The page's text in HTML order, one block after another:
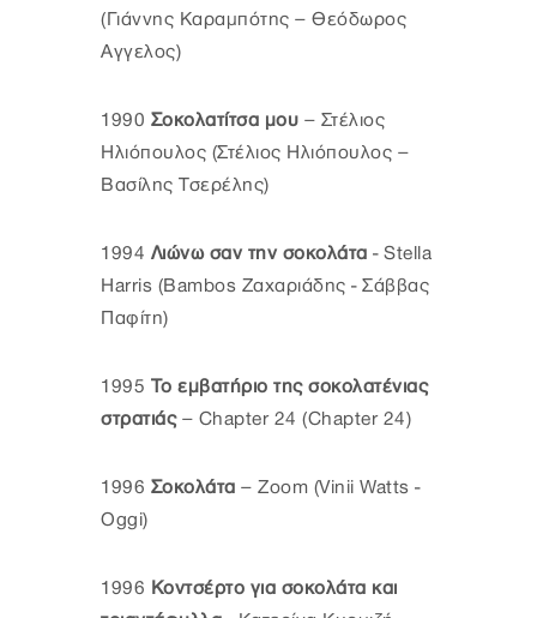
(Γιάννης Καραμπότης – Θεόδωρος
Αγγελος)
1990 Σοκολατίτσα μου – Στέλιος
Ηλιόπουλος (Στέλιος Ηλιόπουλος –
Βασίλης Τσερέλης)
1994 Λιώνω σαν την σοκολάτα - Stella
Harris (Bambos Ζαχαριάδης - Σάββας
Παφίτη)
1995 Το εμβατήριο της σοκολατένιας
στρατιάς– Chapter 24 (Chapter 24)
1996 Σοκολάτα – Zoom (Vinii Watts -
Oggi)
1996 Κοντσέρτο για σοκολάτα και